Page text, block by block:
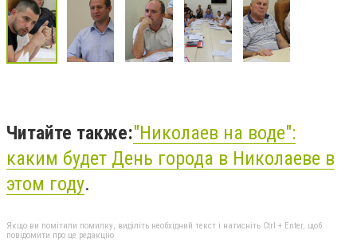
Читайте также:"Николаев на воде":
каким будет День города в Николаеве в
этом году.
Якщо ви помітили помилку, виділіть необхідний текст і натисніть Ctrl + Enter, щоб
повідомити про це редакцію